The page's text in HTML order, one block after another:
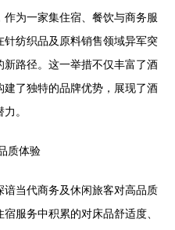
为一家集住宿、餐饮与商务服
纺织品及原料销售领域异军突
路径。这一举措不仅丰富了酒
了独特的品牌优势，展现了酒
。
质体验
当代商务及休闲旅客对高品质
服务中积累的对床品舒适度、